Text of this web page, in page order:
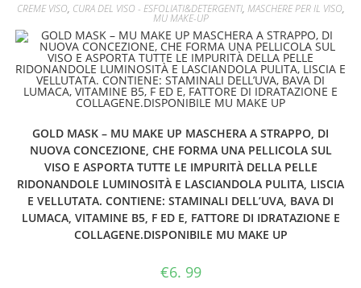
CREME VISO, CURA DEL VISO - ESFOLIATI&DETERGENTI, MASCHERE PER IL VISO,
MU MAKE-UP
GOLD MASK – MU MAKE UP MASCHERA A STRAPPO, DI
NUOVA CONCEZIONE, CHE FORMA UNA PELLICOLA SUL
VISO E ASPORTA TUTTE LE IMPURITÀ DELLA PELLE
RIDONANDOLE LUMINOSITÀ E LASCIANDOLA PULITA, LISCIA
E VELLUTATA. CONTIENE: STAMINALI DELL’UVA, BAVA DI
LUMACA, VITAMINE B5, F ED E, FATTORE DI IDRATAZIONE E
COLLAGENE.DISPONIBILE MU MAKE UP
€6. 99